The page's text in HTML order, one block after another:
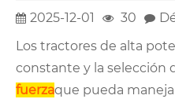
2025-12-01 30
Los tractores de alta
constante y la selección
fuerzaque pueda